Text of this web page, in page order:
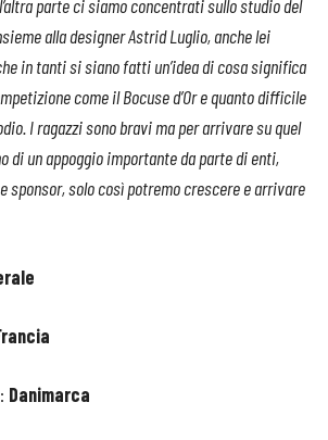
parte ci siamo concentrati sullo studio del
alla designer Astrid Luglio, anche lei
in tanti si siano fatti un’idea di cosa significa
come il Bocuse d’Or e quanto difficile
I ragazzi sono bravi ma per arrivare su quel
di un appoggio importante da parte di enti,
sponsor, solo così potremo crescere e arrivare
Danimarca